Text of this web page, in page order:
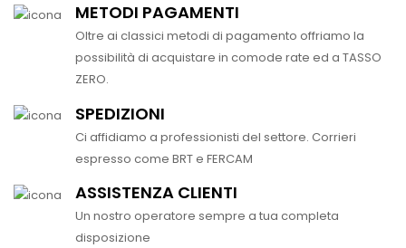
METODI PAGAMENTI
Oltre ai classici metodi di pagamento offriamo la
possibilità di acquistare in comode rate ed a TASSO
ZERO.
SPEDIZIONI
Ci affidiamo a professionisti del settore. Corrieri
espresso come BRT e FERCAM
ASSISTENZA CLIENTI
Un nostro operatore sempre a tua completa
disposizione